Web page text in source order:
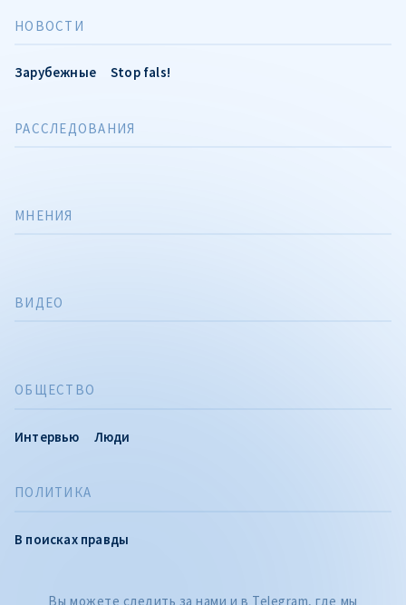
НОВОСТИ
Зарубежные Stop fals!
ПОЛИТИКА
В поисках правды
РАССЛЕДОВАНИЯ
ОБЩЕСТВО
Интервью Люди
МНЕНИЯ
ВИДЕО
Вы можете следить за нами и в Telegram, где мы
CITEȘTE